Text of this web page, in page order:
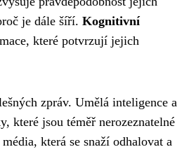
je dále šíří. Kognitivní
které potvrzují jejich
zpráv. Umělá inteligence a
které jsou téměř nerozeznatelné
která se snaží odhalovat a